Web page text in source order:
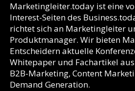
Marketingleiter.today ist eine
Interest-Seiten des
richtet sich an Marketingleiter
Produktmanager. Wir bieten
Entscheidern aktuelle
Whitepaper und Fachartikel
B2B-Marketing, Content
Demand Generation.